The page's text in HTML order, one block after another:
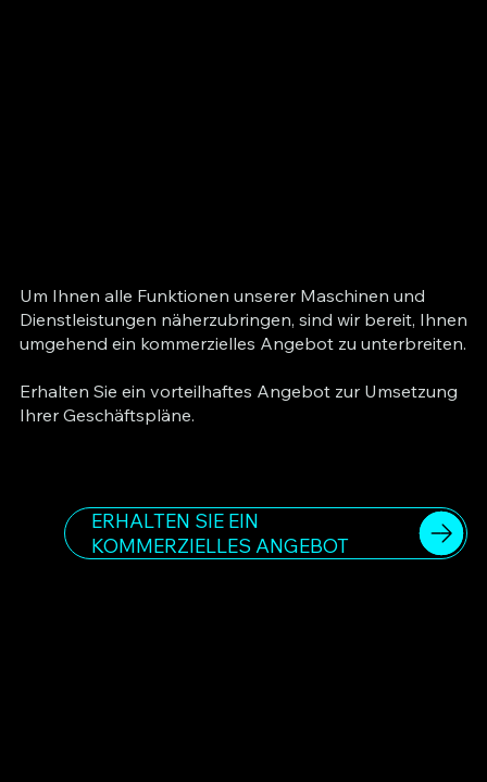
Um Ihnen alle Funktionen unserer Maschinen und
Dienstleistungen näherzubringen, sind wir bereit, Ihnen
umgehend ein kommerzielles Angebot zu unterbreiten.
Erhalten Sie ein vorteilhaftes Angebot zur Umsetzung
Ihrer Geschäftspläne.
ERHALTEN SIE EIN
KOMMERZIELLES ANGEBOT